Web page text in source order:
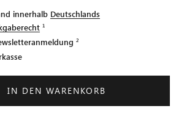
innerhalb Deutschlands
IN DEN WARENKORB